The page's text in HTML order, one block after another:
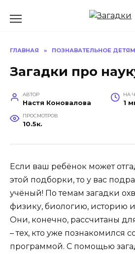
ГЛАВНАЯ » ПОЗНАВАТЕЛЬНОЕ ДЕТЯМ
Загадки про
АВТОР
Настя Коновалова
НА
1
ПРОСМОТРОВ
10.5к.
Если ваш ребёнок может
этой подборки, то у вас
учёный! По темам загадки
физику, биологию, историю
Они, конечно, рассчитаны
– тех, кто уже познакомился
программой. С помощью